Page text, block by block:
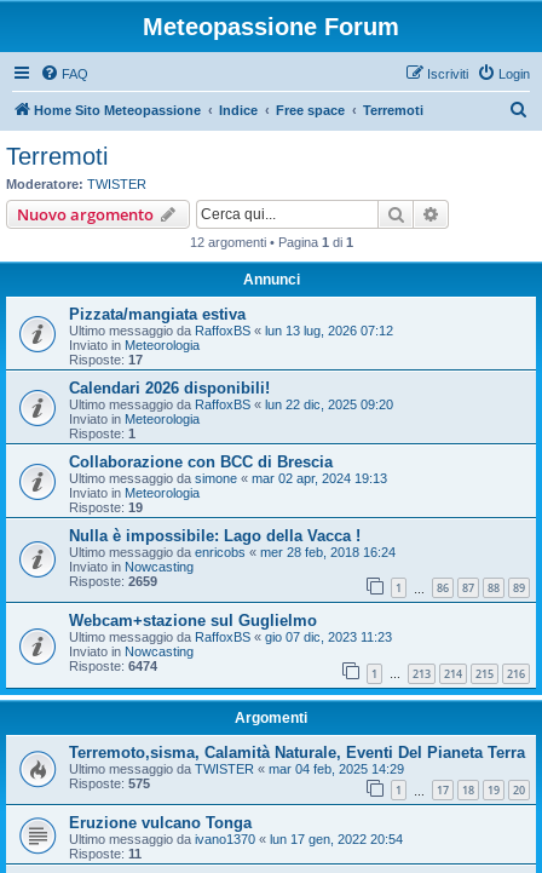
Meteopassione Forum
FAQ Login
Iscriviti
Home Sito Meteopassione Indice Free space Terremoti
Terremoti
Moderatore: TWISTER
Nuovo argomento Cerca
12 argomenti • Pagina 1 di 1
Annunci
Pizzata/mangiata estiva
Ultimo messaggio da RaffoxBS « lun 13 lug, 2026 07:12
Inviato in Meteorologia
Risposte: 17
Calendari 2026 disponibili!
Ultimo messaggio da RaffoxBS « lun 22 dic, 2025 09:20
Inviato in Meteorologia
Risposte: 1
Collaborazione con BCC di Brescia
Ultimo messaggio da simone « mar 02 apr, 2024 19:13
Inviato in Meteorologia
Risposte: 19
Nulla è impossibile: Lago della Vacca !
Ultimo messaggio da enricobs « mer 28 feb, 2018 16:24
Inviato in Nowcasting
Risposte: 2659 1 86 87 88 89
Webcam+stazione sul Guglielmo
Ultimo messaggio da RaffoxBS « gio 07 dic, 2023 11:23
Inviato in Nowcasting
Risposte: 6474 1 … 213 214 215 216
Argomenti
Terremoto,sisma, Calamità Naturale, Eventi Del Pianeta Terra
Ultimo messaggio da TWISTER « mar 04 feb, 2025 14:29
Risposte: 575 1 17 18 19 20
Eruzione vulcano Tonga
Ultimo messaggio da ivano1370 « lun 17 gen, 2022 20:54
Risposte: 11